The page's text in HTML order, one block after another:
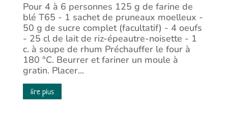
Pour 4 à 6 personnes 125 g de farine de
blé T65 - 1 sachet de pruneaux moelleux -
50 g de sucre complet (facultatif) - 4 oeufs
- 25 cl de lait de riz-épeautre-noisette - 1
c. à soupe de rhum Préchauffer le four à
180 °C. Beurrer et fariner un moule à
gratin. Placer...
lire plus